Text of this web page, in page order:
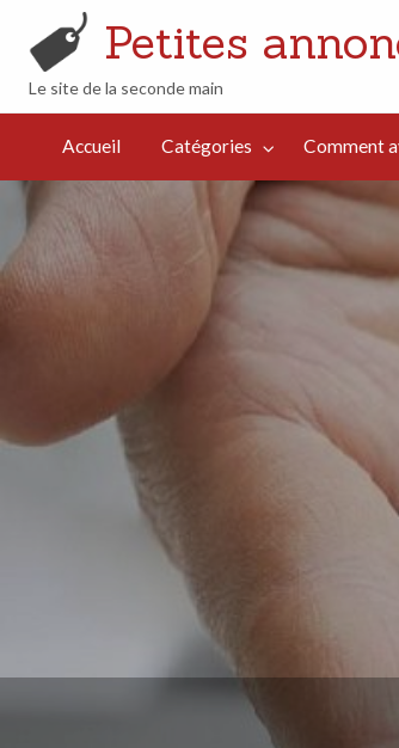
avoir
annonce
Petites
Le site de la seconde main
Accueil Catégories Comment